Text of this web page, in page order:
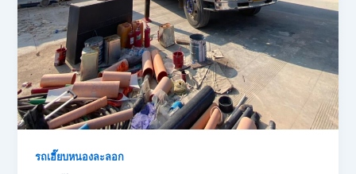
รถเฮี๊ยบหนองละลอก